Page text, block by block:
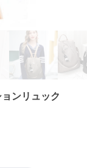
ンリュック